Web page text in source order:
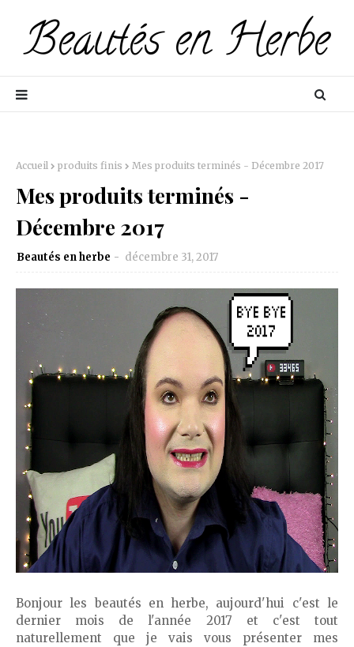
Accueil produits finis Mes produits terminés - Décembre 2017
Mes produits terminés -
Décembre 2017
Beautés en herbe décembre 31, 2017
Bonjour les beautés en herbe, aujourd'hui c'est le
dernier mois de l'année 2017 et c'est tout
naturellement que je vais vous présenter mes